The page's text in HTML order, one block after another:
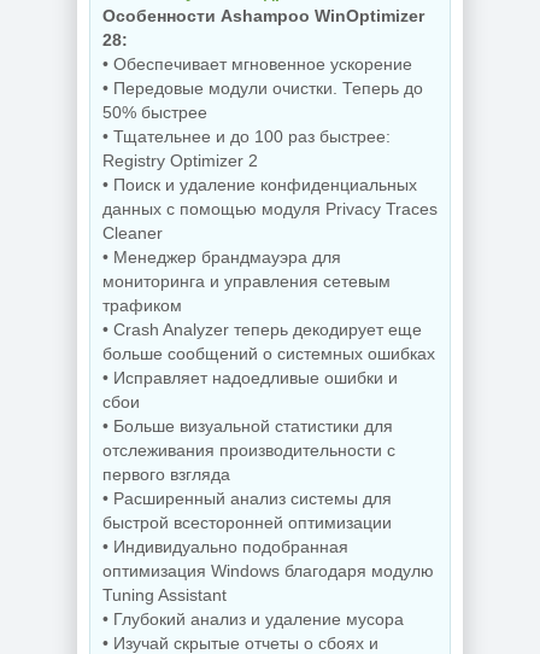
Резервное
копирование
Hasleo Backup
Suite 5.9.2.1 by
Dodakaedr
5.3.3 by 7997
Управление
процессами
Windows Process
Lasso Pro
18.2.3.42
Захват снимков с
монитора
FastStone Capture
Windows 11 Pro
26H1 Lite version
Build 28000.2525
NEW
Скриншоты
11825 by
elchupacabra
Особенности Ashampoo WinOptimizer
28:
• Обеспечивает мгновенное ускорение
• Передовые модули очистки. Теперь до
50% быстрее
• Тщательнее и до 100 раз быстрее:
Registry Optimizer 2
• Поиск и удаление конфиденциальных
данных с помощью модуля Privacy Traces
Cleaner
• Менеджер брандмауэра для
мониторинга и управления сетевым
трафиком
• Crash Analyzer теперь декодирует еще
больше сообщений о системных ошибках
• Исправляет надоедливые ошибки и
сбои
• Больше визуальной статистики для
отслеживания производительности с
первого взгляда
• Расширенный анализ системы для
быстрой всесторонней оптимизации
• Индивидуально подобранная
оптимизация Windows благодаря модулю
Tuning Assistant
• Глубокий анализ и удаление мусора
• Изучай скрытые отчеты о сбоях и